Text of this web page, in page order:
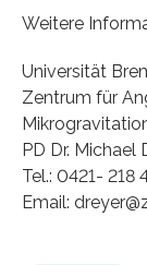
Weitere
Universität
Zentrum für
PD Dr. Michael
Tel.: 0421- 218
Email: